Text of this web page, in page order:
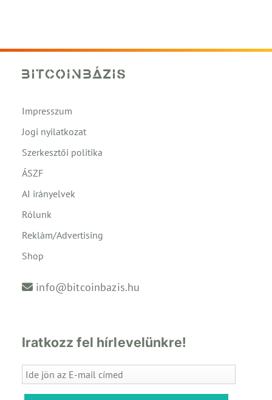
Impresszum
Jogi nyilatkozat
Szerkesztői politika
ÁSZF
AI irányelvek
Rólunk
Reklám/Advertising
Shop
info@bitcoinbazis.hu
Iratkozz fel hírlevelünkre!